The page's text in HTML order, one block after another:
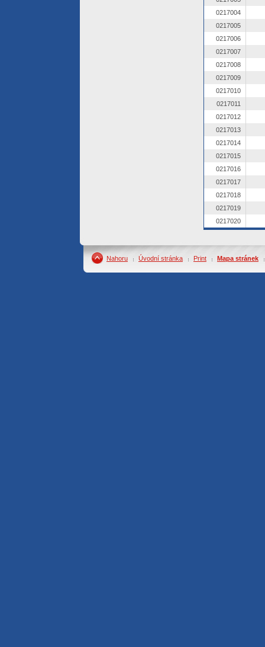
0217004
0217005
0217006
0217007
0217008
0217009
0217010
0217011
0217012
0217013
0217014
0217015
0217016
0217017
0217018
0217019
0217020
Nahoru Úvodní stránka Print Mapa stránek